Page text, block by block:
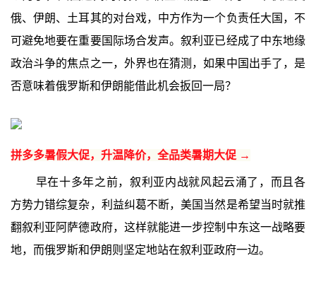
俄、伊朗、土耳其的对台戏，中方作为一个负责任大国，不
可避免地要在重要国际场合发声。叙利亚已经成了中东地缘
政治斗争的焦点之一，外界也在猜测，如果中国出手了，是
否意味着俄罗斯和伊朗能借此机会扳回一局？
拼多多暑假大促，升温降价，全品类暑期大促 →
早在十多年之前，叙利亚内战就风起云涌了，而且各
方势力错综复杂，利益纠葛不断，美国当然是希望当时就推
翻叙利亚阿萨德政府，这样就能进一步控制中东这一战略要
地，而俄罗斯和伊朗则坚定地站在叙利亚政府一边。